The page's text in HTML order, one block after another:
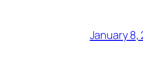
January 8,